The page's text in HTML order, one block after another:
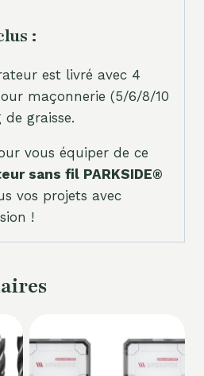
:
est livré avec 4
maçonnerie (5/6/8/10
graisse.
vous équiper de ce
sans fil PARKSIDE®
vos projets avec
!